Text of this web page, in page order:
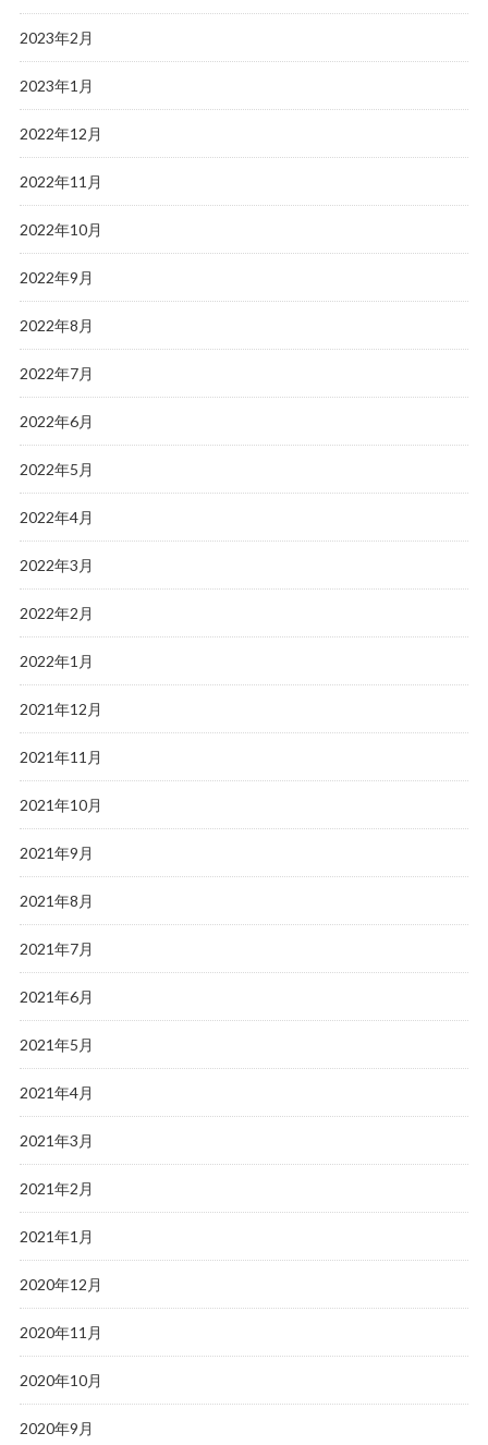
2023年2月
2023年1月
2022年12月
2022年11月
2022年10月
2022年9月
2022年8月
2022年7月
2022年6月
2022年5月
2022年4月
2022年3月
2022年2月
2022年1月
2021年12月
2021年11月
2021年10月
2021年9月
2021年8月
2021年7月
2021年6月
2021年5月
2021年4月
2021年3月
2021年2月
2021年1月
2020年12月
2020年11月
2020年10月
2020年9月